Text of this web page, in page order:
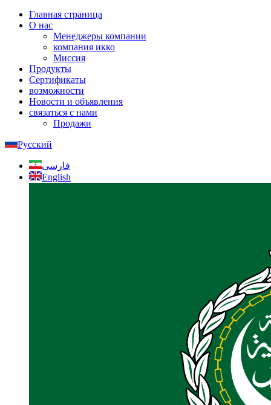
Главная страница
О нас
Менеджеры компании
компания икко
Миссия
Продукты
Сертификаты
возможности
Новости и объявления
связаться с нами
Продажи
Русский
فارسی
English